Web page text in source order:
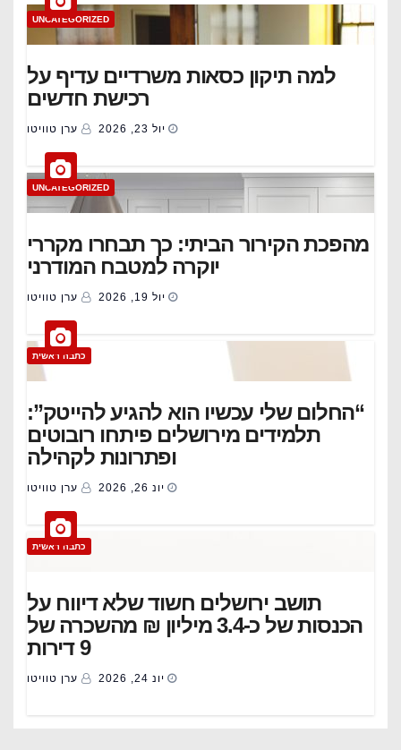
UNCATEGORIZED
למה תיקון כסאות משרדיים עדיף על
רכישת חדשים
יול 23, 2026 ערן טוויטו
UNCATEGORIZED
מהפכת הקירור הביתי: כך תבחרו מקררי
יוקרה למטבח המודרני
יול 19, 2026 ערן טוויטו
כתבה ראשית
“החלום שלי עכשיו הוא להגיע להייטק”:
תלמידים מירושלים פיתחו רובוטים
ופתרונות לקהילה
יונ 26, 2026 ערן טוויטו
כתבה ראשית
תושב ירושלים חשוד שלא דיווח על
הכנסות של כ-3.4 מיליון ₪ מהשכרה של
9 דירות
יונ 24, 2026 ערן טוויטו